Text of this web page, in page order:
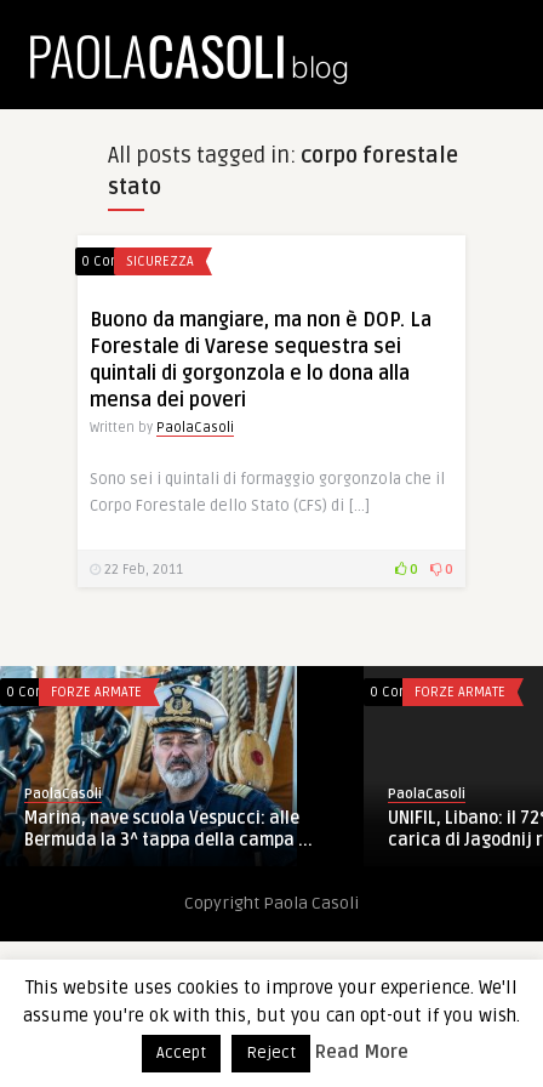
All posts tagged in: corpo forestale
stato
0 Comments
SICUREZZA
Buono da mangiare, ma non è DOP. La
Forestale di Varese sequestra sei
quintali di gorgonzola e lo dona alla
mensa dei poveri
Written by PaolaCasoli
Sono sei i quintali di formaggio gorgonzola che il
Corpo Forestale dello Stato (CFS) di […]
22 Feb, 2011 0 0
0 CommentsFORZE ARMATE
PaolaCasoli
Marina, nave scuola Vespucci: alle
Bermuda la 3^ tappa della campa ...
0 CommentsFORZE ARMATE
PaolaCasoli
UNIFIL, Libano: il
carica di Jagodnij
Copyright Paola Casoli
This website uses cookies to improve your experience. We'll
assume you're ok with this, but you can opt-out if you wish.
Accept Reject Read More